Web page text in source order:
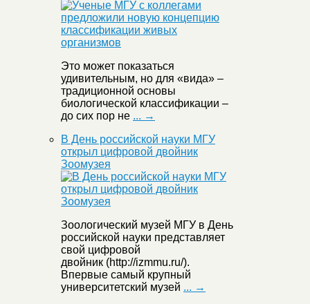
Это может показаться
удивительным, но для «вида» –
традиционной основы
биологической классификации –
до сих пор не ... →
В День российской науки МГУ
открыл цифровой двойник
Зоомузея
Зоологический музей МГУ в День
российской науки представляет
свой цифровой
двойник (http://izmmu.ru/).
Впервые самый крупный
университетский музей ... →